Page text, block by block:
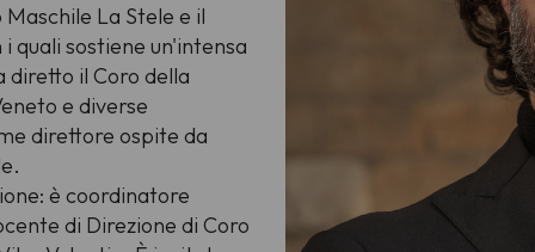
La Stele e il
quali sostiene un'intensa
il Coro della
e diverse
direttore ospite da
è coordinatore
di Direzione di Coro